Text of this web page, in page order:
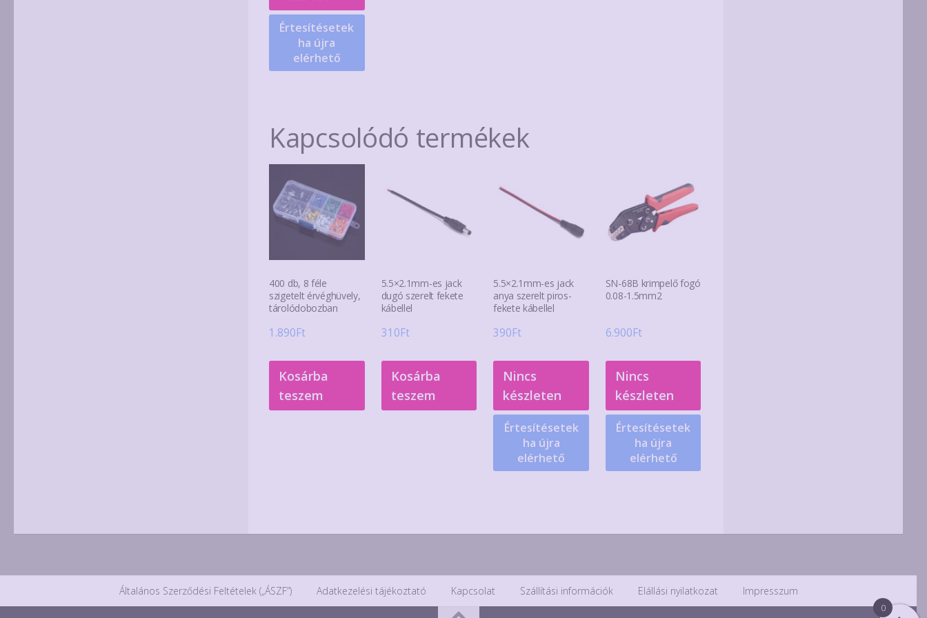
Értesítésetek
ha újra
elérhető
Kapcsolódó termékek
400 db, 8 féle
szigetelt érvéghüvely,
tárolódobozban
1.890Ft
Kosárba
teszem
5.5×2.1mm-es jack
dugó szerelt fekete
kábellel
310Ft
Kosárba
teszem
5.5×2.1mm-es jack
anya szerelt piros-
fekete kábellel
390Ft
Nincs
készleten
Értesítésetek
ha újra
elérhető
SN-68B krimpelő fogó
0.08-1.5mm2
6.900Ft
Nincs
készleten
Értesítésetek
ha újra
elérhető
Általános Szerződési Feltételek („ÁSZF”) Adatkezelési tájékoztató Kapcsolat Szállítási információk Elállási nyilatkozat Impresszum
0